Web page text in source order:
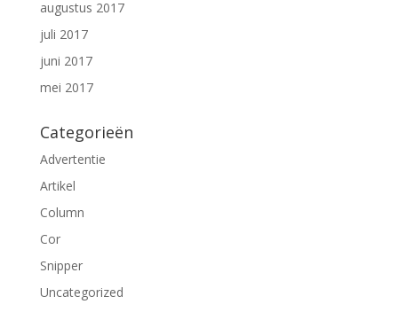
augustus 2017
juli 2017
juni 2017
mei 2017
Categorieën
Advertentie
Artikel
Column
Cor
Snipper
Uncategorized